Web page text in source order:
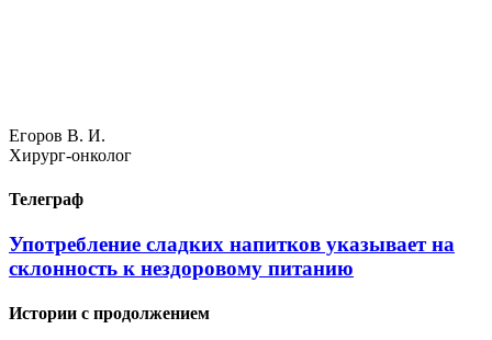
Егоров В. И.
Хирург-онколог
Телеграф
Употребление сладких напитков указывает на
склонность к нездоровому питанию
Истории с продолжением